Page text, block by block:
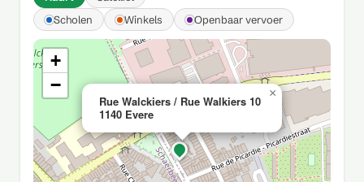
Scholen
Winkels Openbaar vervoer
Rue Walckiers / Rue Walkiers 10
1140 Evere
×
+
−